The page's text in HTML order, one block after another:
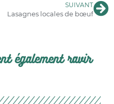
SUIVANT
Lasagnes locales de bœuf
également ravir